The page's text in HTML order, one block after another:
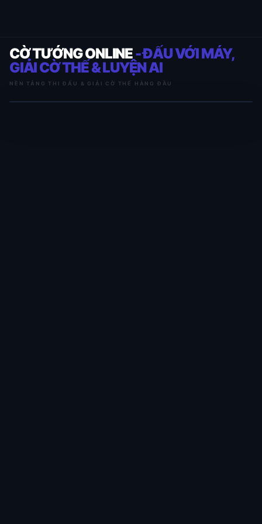
CỜ TƯỚNG ONLINE- ĐẤU VỚI MÁY,
GIẢI CỜ THẾ & LUYỆN AI
NỀN TẢNG THI ĐẤU & GIẢI CỜ THẾ HÀNG ĐẦU